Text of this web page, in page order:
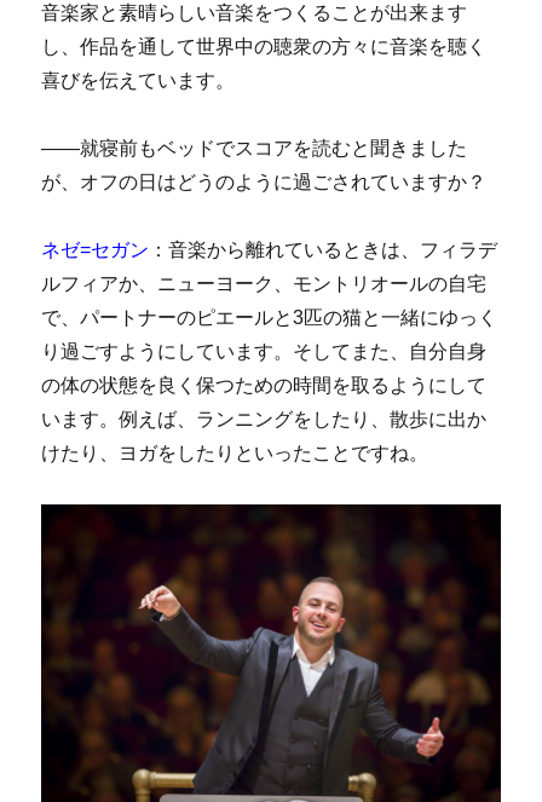
音楽家と素晴らしい音楽をつくることが出来ます
し、作品を通して世界中の聴衆の方々に音楽を聴く
喜びを伝えています。
――就寝前もベッドでスコアを読むと聞きました
が、オフの日はどうのように過ごされていますか？
ネゼ=セガン ：音楽から離れているときは、フィラデ
ルフィアか、ニューヨーク、モントリオールの自宅
で、パートナーのピエールと3匹の猫と一緒にゆっく
り過ごすようにしています。そしてまた、自分自身
の体の状態を良く保つための時間を取るようにして
います。例えば、ランニングをしたり、散歩に出か
けたり、ヨガをしたりといったことですね。